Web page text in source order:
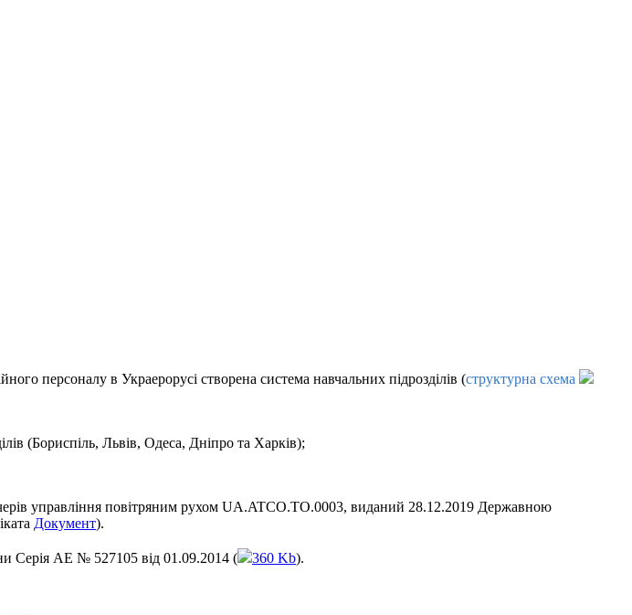
персоналу в Украерорусі створена система навчальних підрозділів (структурна схема
(Бориспіль, Львів, Одеса, Дніпро та Харків);
управління повітряним рухом UA.ATCO.TO.0003, виданий 28.12.2019 Державною
Документ).
Серія АЕ № 527105 від 01.09.2014 ( 360 Kb).